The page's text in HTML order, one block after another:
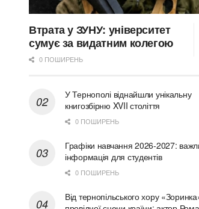
Втрата у ЗУНУ: університет
сумує за видатним колегою
0 ПОШИРЕНЬ
У Тернополі віднайшли унікальну
книгозбірню XVII століття
0 ПОШИРЕНЬ
Графіки навчання 2026-2027:
інформація для студентів
0 ПОШИРЕНЬ
Від тернопільського хору